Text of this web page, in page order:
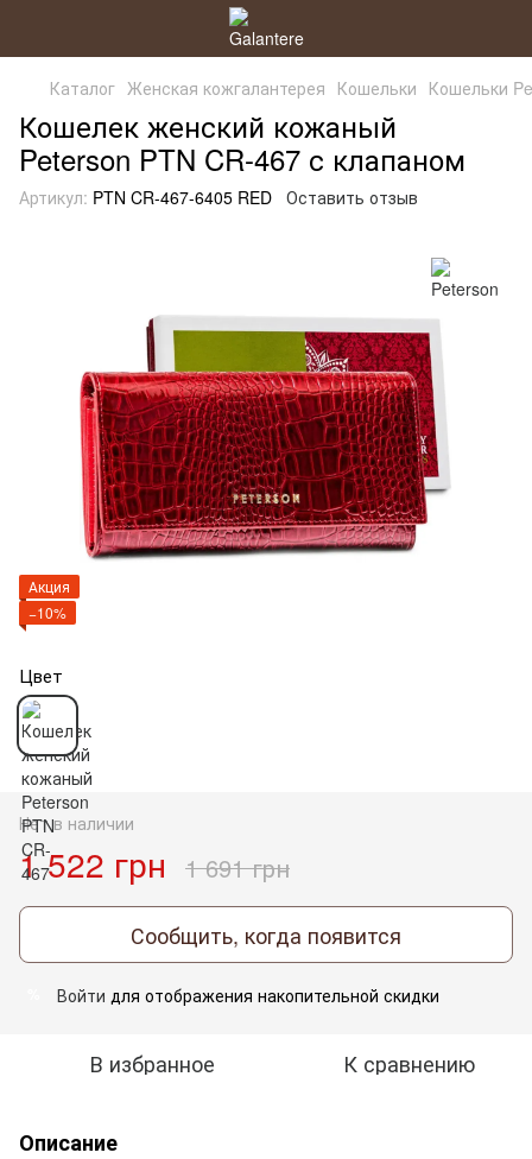
Каталог Женская кожгалантерея Кошельки Кошельки
Кошелек женский кожаный
Peterson PTN CR-467 с клапаном
Артикул: PTN CR-467-6405 RED Оставить отзыв
Акция
−10%
Цвет
Нет в наличии
1 522 грн 1 691 грн
Сообщить, когда появится
Войти для отображения накопительной скидки
В избранное К сравнению
Описание